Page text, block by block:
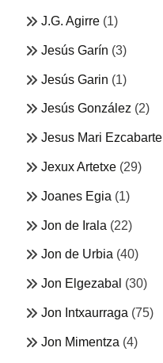
J.G. Agirre (1)
Jesús Garín (3)
Jesús Garin (1)
Jesús González (2)
Jesus Mari Ezcabarte
Jexux Artetxe (29)
Joanes Egia (1)
Jon de Irala (22)
Jon de Urbia (40)
Jon Elgezabal (30)
Jon Intxaurraga (75)
Jon Mimentza (4)